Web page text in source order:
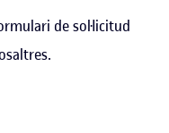
de sol·licitud